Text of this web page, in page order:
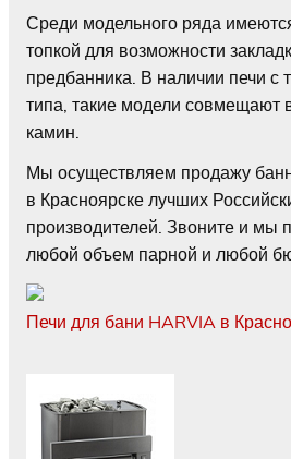
Среди модельного ряда
топкой для возможности
предбанника. В наличии печи с
типа, такие модели совмещают
камин.
Мы осуществляем продажу
в Красноярске лучших
производителей. Звоните и мы
любой объем парной и любой
Печи для бани HARVIA в